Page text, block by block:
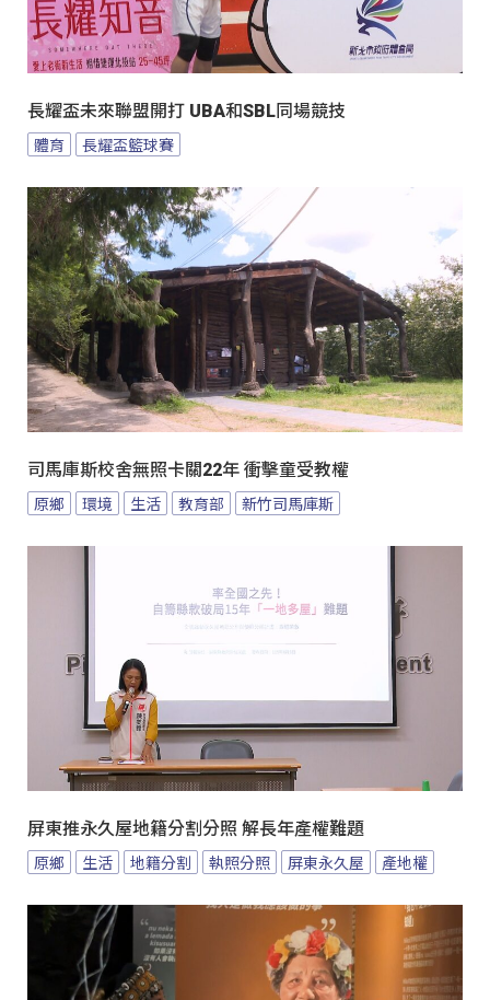
長耀盃未來聯盟開打 UBA和SBL同場競技
體育 長耀盃籃球賽
司馬庫斯校舍無照卡關22年 衝擊童受教權
原鄉 環境 生活 教育部 新竹司馬庫斯
屏東推永久屋地籍分割分照 解長年產權難題
原鄉 生活 地籍分割 執照分照 屏東永久屋 產地權